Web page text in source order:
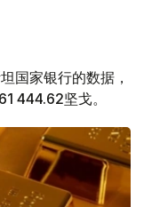
国家银行的数据，
444.62坚戈。